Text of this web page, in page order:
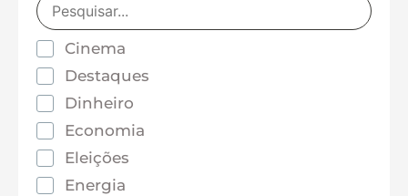
Cinema
Destaques
Dinheiro
Economia
Eleições
Energia